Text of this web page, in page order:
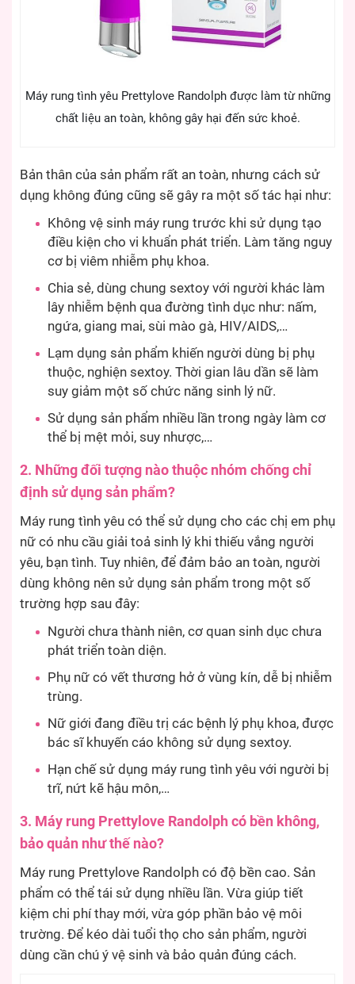
Máy rung tình yêu Prettylove Randolph được làm từ những
chất liệu an toàn, không gây hại đến sức khoẻ.
Bản thân của sản phẩm rất an toàn, nhưng cách sử
dụng không đúng cũng sẽ gây ra một số tác hại như:
Không vệ sinh máy rung trước khi sử dụng tạo
điều kiện cho vi khuẩn phát triển. Làm tăng nguy
cơ bị viêm nhiễm phụ khoa.
Chia sẻ, dùng chung sextoy với người khác làm
lây nhiễm bệnh qua đường tình dục như: nấm,
ngứa, giang mai, sùi mào gà, HIV/AIDS,…
Lạm dụng sản phẩm khiến người dùng bị phụ
thuộc, nghiện sextoy. Thời gian lâu dần sẽ làm
suy giảm một số chức năng sinh lý nữ.
Sử dụng sản phẩm nhiều lần trong ngày làm cơ
thể bị mệt mỏi, suy nhược,…
2. Những đối tượng nào thuộc nhóm chống chỉ
định sử dụng sản phẩm?
Máy rung tình yêu có thể sử dụng cho các chị em phụ
nữ có nhu cầu giải toả sinh lý khi thiếu vắng người
yêu, bạn tình. Tuy nhiên, để đảm bảo an toàn, người
dùng không nên sử dụng sản phẩm trong một số
trường hợp sau đây:
Người chưa thành niên, cơ quan sinh dục chưa
phát triển toàn diện.
Phụ nữ có vết thương hở ở vùng kín, dễ bị nhiễm
trùng.
Nữ giới đang điều trị các bệnh lý phụ khoa, được
bác sĩ khuyến cáo không sử dụng sextoy.
Hạn chế sử dụng máy rung tình yêu với người bị
trĩ, nứt kẽ hậu môn,…
3. Máy rung Prettylove Randolph có bền không,
bảo quản như thế nào?
Máy rung Prettylove Randolph có độ bền cao. Sản
phẩm có thể tái sử dụng nhiều lần. Vừa giúp tiết
kiệm chi phí thay mới, vừa góp phần bảo vệ môi
trường. Để kéo dài tuổi thọ cho sản phẩm, người
dùng cần chú ý vệ sinh và bảo quản đúng cách.